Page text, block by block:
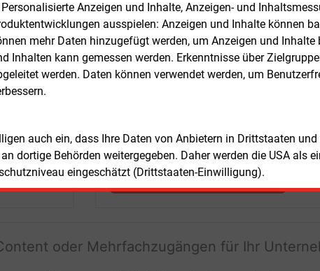
Personalisierte Anzeigen und Inhalte, Anzeigen- und
ausspielen: Anzeigen und Inhalte können
mehr Daten hinzugefügt werden, um Anzeigen und
Inhalten kann gemessen werden. Erkenntnisse über
werden. Daten können verwendet werden, um
auch ein, dass Ihre Daten von Anbietern in Drittstaaten
dortige Behörden weitergegeben. Daher werden die USA als
eingeschätzt (Drittstaaten-Einwilligung).
Testen SieE&M
kostenlos
und unverbindlich
Zwei Wochen kostenfreier Zugang
+ einmal täglich E&M daily
+ zwei Ausgaben der Zeitung E&M
ohne automatische Verlängerung
JETZT KOSTENLOS TESTEN
oder Mehrfachzugängen für Ihr